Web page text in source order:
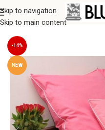
Skip to navigation
Skip to main content
Sākums/Spilveni/Dūnu/spalvu
-14%
NEW